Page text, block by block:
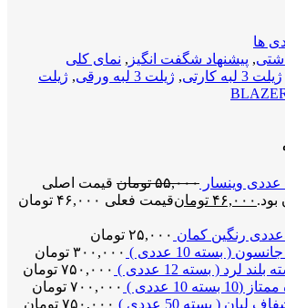
ها
, پیشنهاد شگفت انگیز , نمای کلی
ژیلت 3 لبه کارتی , ژیلت 3 لبه ورقی , ژیلت
۵۵,۰۰۰ تومان قیمت اصلی
۴۶,۰۰۰ تومان
قیمت فعلی ۴۶,۰۰۰ تومان
۲۵,۰۰۰ تومان
( بسته 10 عددی )
۳۰۰,۰۰۰ تومان
لرد ( بسته 12 عددی )
۷۵۰,۰۰۰ تومان
10 عددی )
۷۰۰,۰۰۰ تومان
( بسته 50 عددی )
۷۵۰,۰۰۰ تومان